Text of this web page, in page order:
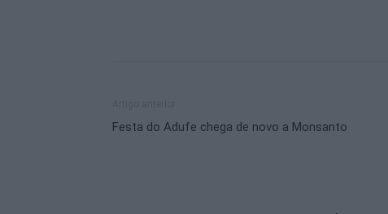
Festa do Adufe chega de novo a Monsanto